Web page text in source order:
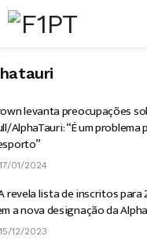
levanta preocupações
AlphaTauri: “É um
17/01/2024
revela lista de inscritos para
a nova designação da
15/12/2023